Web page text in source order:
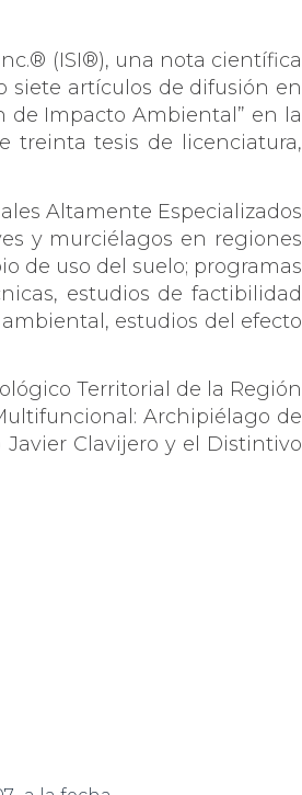
(ISI®), una nota científica
siete artículos de difusión en
de Impacto Ambiental” en la
treinta tesis de licenciatura,
Altamente Especializados
y murciélagos en regiones
de uso del suelo; programas
estudios de factibilidad
estudios del efecto
Territorial de la Región
Archipiélago de
Javier Clavijero y el Distintivo